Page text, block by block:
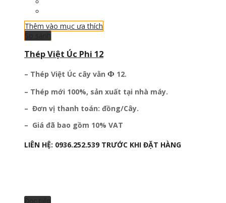
Thêm vào mục ưa thích
Thép Việt Úc Phi 12
– Thép Việt Úc cây vằn Ф 12.
– Thép mới 100%, sản xuất tại nhà máy.
– Đơn vị thanh toán: đồng/Cây.
– Giá đã bao gồm 10% VAT
LIÊN HỆ: 0936.252.539 TRƯỚC KHI ĐẶT HÀNG